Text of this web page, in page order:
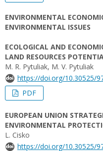
ENVIRONMENTAL
ENVIRONMENTAL ISSUES
ECOLOGICAL AND
LAND RESOURCES
M. R. Pytuliak, M. V. Pytuliak
https://doi.org/10.30525/
PDF
EUROPEAN UNION
ENVIRONMENTAL
L. Cisko
https://doi.org/10.30525/